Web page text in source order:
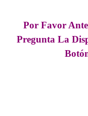
Por Favor
Pregunta La